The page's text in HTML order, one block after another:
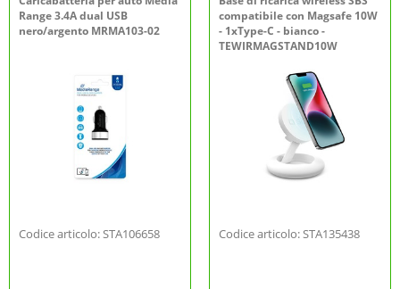
Range 3.4A dual USB
nero/argento MRMA103-02
Codice articolo: STA106658
compatibile con Magsafe 10W
- 1xType-C - bianco -
TEWIRMAGSTAND10W
Codice articolo: STA135438